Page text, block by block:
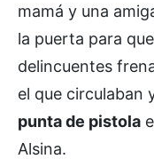
mamá y una
la puerta para
delincuentes
el que circulaban
punta de pistola
Alsina.